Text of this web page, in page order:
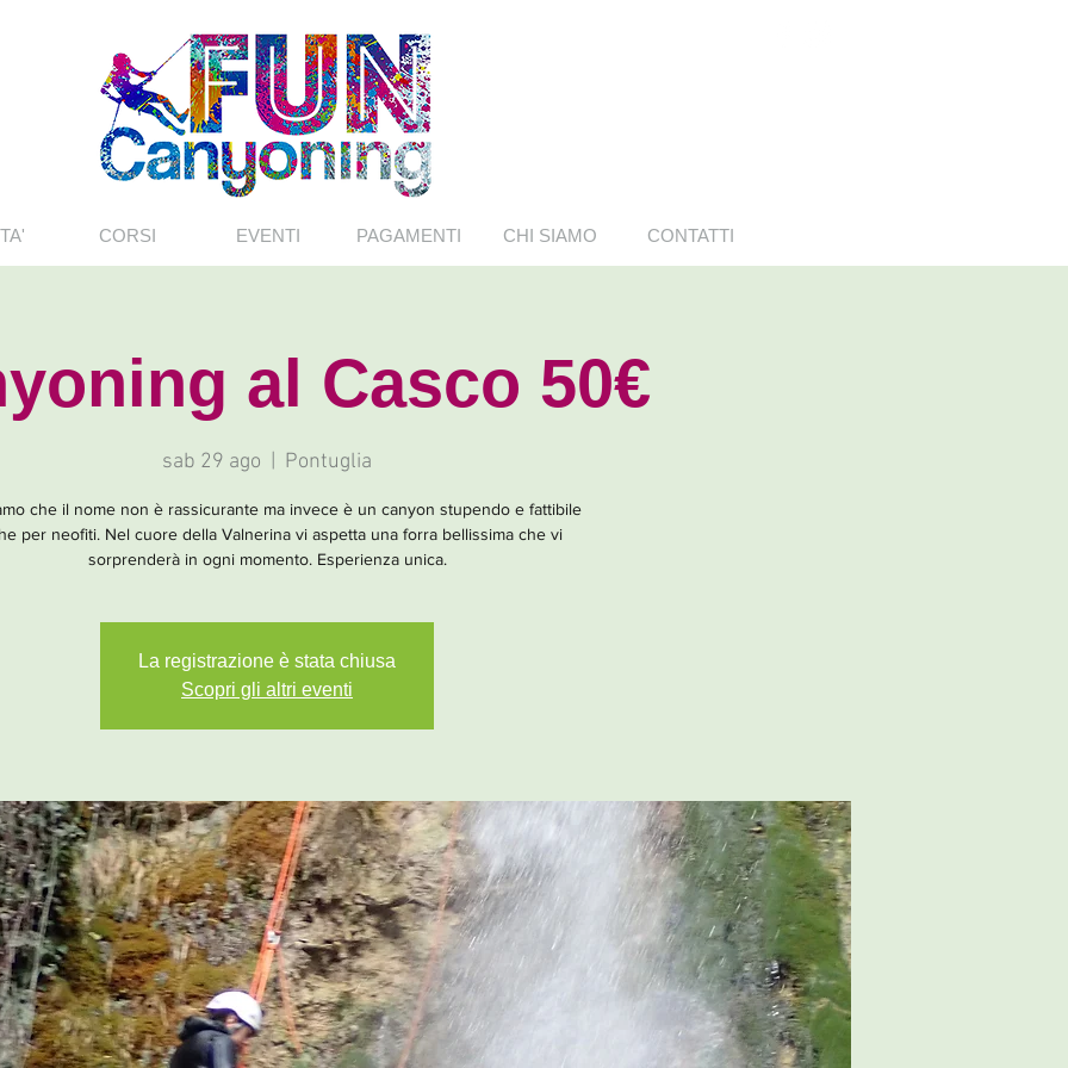
CORSI EVENTI PAGAMENTI CHI SIAMO CONTATTI
al Casco 50€
sab 29 ago
  |
Pontuglia
che il nome non è rassicurante ma invece è un canyon stupendo e fattibile
per neofiti. Nel cuore della Valnerina vi aspetta una forra bellissima che vi
sorprenderà in ogni momento. Esperienza unica.
La registrazione è stata chiusa
Scopri gli altri eventi